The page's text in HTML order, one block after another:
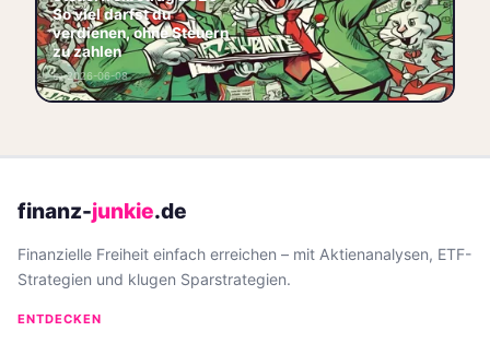
So viel darfst du
verdienen, ohne Steuern
zu zahlen
📅 2026-06-08
und dan
🧾 Steuern
📚 Finanzbildung
🏷️ Grundfreibetrag
🏷️ Einkommensteuer
finanz-junkie.de
Finanzielle Freiheit einfach erreichen – mit Aktienanalysen, ETF-
Strategien und klugen Sparstrategien.
ENTDECKEN